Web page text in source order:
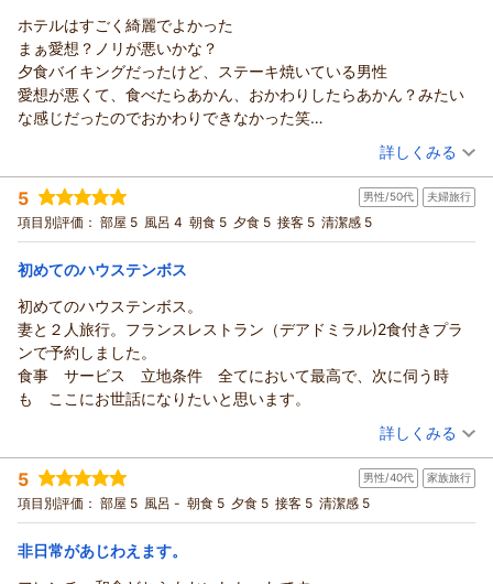
度お手数をお掛けしましたこと誠に申し訳ございませんでし
た。快適な空間をご提供すべきホテルとして、このような事態
を露呈しましたこと、ただただお詫び申し上げます。頂戴いた
しましたご指摘は関係部署にて共有し、客室清掃時の確認体制
を今一度見直し、再発防止に努めてまいります。
これからも、皆様から頂戴します貴重なご意見を大切にし、温
かいホスピタリティ精神に溢れた心からのおもてなしと、より
美しい快適な空間のご提供を目指し、日々研鑽を重ねる所存で
ございます。引き続きハウステンボス、ならびにホテルヨーロ
ッパをご愛顧賜りますようお願い申し上げます。春夏秋冬、四
季折々の色鮮やかな花が咲き誇り、季節毎に異なる顔をお見せ
よりお待ち申し上げております。
（返信日：2026/08/01）
ホテルヨーロッパ ハウステンボスからの返信
この度は、ホテルヨーロッパにご宿泊賜り誠にありがとうござ
いました。また、ご帰宅後の貴重なお時間を割いてご投稿賜り
ましたこと、重ねて御礼申し上げます。
お部屋の可愛らしい雰囲気や窓からの景色をお気に召していた
だき、ご滞在をお楽しみいただけたご様子を大変嬉しく拝読い
たしました。また、アメニティやReFaのドライヤー、セパレー
トタイプのパジャマなども快適にご利用いただけたとのこと、
何よりでございます。さらに、朝食につきましても、お好みに
合わせてお選びいただける点や、デ アドミラルでの特別なひと
ときをご満喫いただけたとのお言葉を賜り、大変光栄に存じま
ーロッパでのご滞在が心に残る思い出となりますよう、より一
層のおもてなしに努めてまいります。是非、また近い将来、当
ホテルへご帰館頂けます日を楽しみに心よりお待ち申し上げて
おります。
ホテルはすごく綺麗でよかった
まぁ愛想？ノリが悪いかな？
夕食バイキングだったけど、ステーキ焼いている男性
愛想が悪くて、食べたらあかん、おかわりしたらあかん？みたい
な感じだったのでおかわりできなかった笑
ありがとうございました
（投稿日：2026/07/14）
宿泊時期： 2026年07月宿泊 (家族旅行)
投稿者： あやたかさん
宿泊プラン： ホテルアムステルダム内「ア クールベール」ディナーブッフェ
付きプラン（2食付き）
その他 朝・夕
宿泊価格帯： 23,001～24,000円(大人一人あたり/税込)
ホテルヨーロッパ ハウステンボスからの返信
先日は、ホテルヨーロッパにご宿泊頂き、誠にありがとうござ
いました。また、ご帰宅後の貴重な時間を割いて、ご丁寧なる
ご意見、ご感想をお寄せ頂きましたこと、重ねて御礼申し上げ
ます。
ホテルの清潔さや立地につきましてお褒めのお言葉を頂戴し、
大変嬉しく拝読致しました。また、「また行きたい」とのお言
葉まで賜り、スタッフ一同何よりの励みでございます。
しかしながら、ご夕食時のステーキコーナーでのスタッフの対
応につきましては、ご期待に沿うおもてなしをご提供できず、
ご不快な思いをお掛けしましたこと、心よりお詫び申し上げま
詳しくみる
5 男性/50代 夫婦旅行
項目別評価： 部屋 5 風呂 4 朝食 5 夕食 5 接客 5 清潔感 5
初めてのハウステンボス
初めてのハウステンボス。
妻と２人旅行。フランスレストラン（デアドミラル)2食付きプラ
ンで予約しました。
食事 サービス 立地条件 全てにおいて最高で、次に伺う時
も ここにお世話になりたいと思います。
（投稿日：2026/07/12）
宿泊時期： 2026年06月宿泊 (夫婦旅行)
投稿者： ぶ～さん
宿泊プラン： 【アペリティフ付き】フレンチレストラン「デアドミラル」で
季節のコースディナー（2食付き）
ツイン 朝・夕
宿泊価格帯： 30,001円以上(大人一人あたり/税込)
詳しくみる
5 男性/40代 家族旅行
項目別評価： 部屋 5 風呂 - 朝食 5 夕食 5 接客 5 清潔感 5
非日常があじわえます。